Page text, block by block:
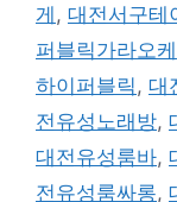
게 , 대전서구테
퍼블릭가라오케
하이퍼블릭, 대
전유성노래방,
대전유성룸바,
전유성룸싸롱,